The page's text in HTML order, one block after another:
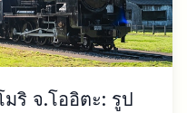
ริ จ.โออิตะ: รูป